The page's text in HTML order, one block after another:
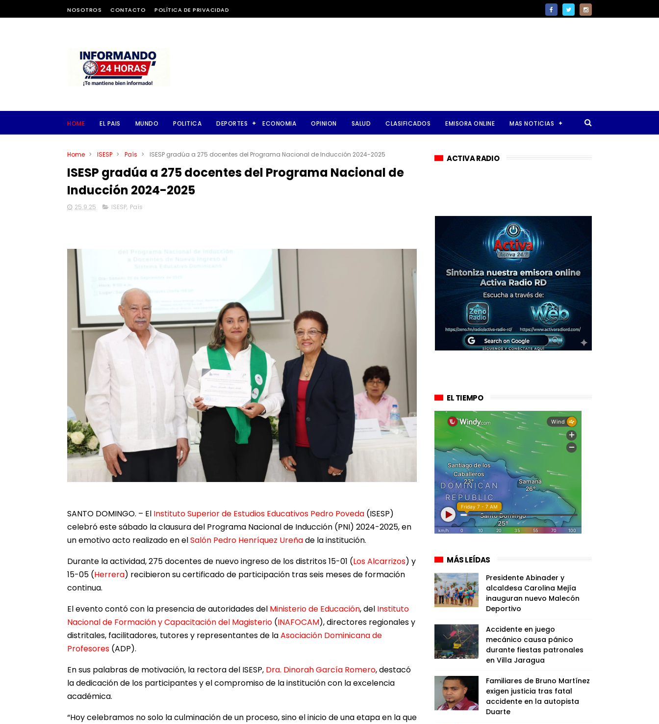
NOSOTROS CONTACTO POLÍTICA DE PRIVACIDAD
HOME EL PAIS MUNDO POLITICA DEPORTES ECONOMIA OPINION SALUD CLASIFICADOS EMISORA ONLINE MAS NOTICIAS
Home > ISESP > País > ISESP gradúa a 275 docentes del Programa Nacional de Inducción 2024-2025
ISESP gradúa a 275 docentes del Programa Nacional de
Inducción 2024-2025
25.9.25 ISESP, País
SANTO DOMINGO. – El Instituto Superior de Estudios Educativos Pedro Poveda (ISESP)
celebró este sábado la clausura del Programa Nacional de Inducción (PNI) 2024-2025, en
un emotivo acto realizado en elSalón Pedro Henríquez Ureñade la institución.
Durante la actividad, 275 docentes de nuevo ingreso de los distritos 15-01 (Los Alcarrizos) y
15-05 (Herrera) recibieron su certificado de participación tras seis meses de formación
continua.
El evento contó con la presencia de autoridades del Ministerio de Educación, del Instituto
Nacional de Formación y Capacitación del Magisterio (INAFOCAM), directores regionales y
distritales, facilitadores, tutores y representantes de laAsociación Dominicana de
Profesores (ADP).
En sus palabras de motivación, la rectora del ISESP, Dra. Dinorah García Romero, destacó
la dedicación de los participantes y el compromiso de la institución con la excelencia
académica.
“Hoy celebramos no solo la culminación de un proceso, sino el inicio de una etapa en la que
ACTIVA RADIO
EL TIEMPO
MÁS LEÍDAS
Presidente Abinader y
alcaldesa Carolina Mejía
inauguran nuevo Malecón
Deportivo
Accidente en juego
mecánico causa pánico
durante fiestas patronales
en Villa Jaragua
Familiares de Bruno Martínez
exigen justicia tras fatal
accidente en la autopista
Duarte